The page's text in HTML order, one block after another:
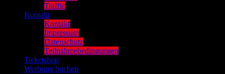
Traffic
Kontakt
Kontakt
Impressum
Datenschutz
Teilnahmebedingungen
Ticketshop
Werbung buchen